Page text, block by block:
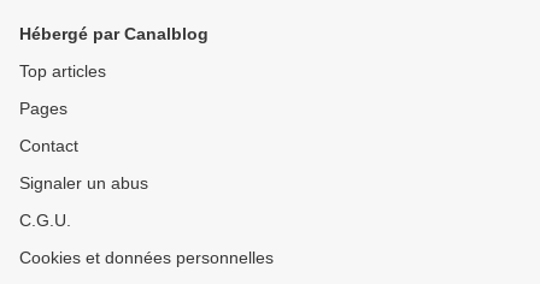
Hébergé par Canalblog
Top articles
Pages
Contact
Signaler un abus
C.G.U.
Cookies et données personnelles